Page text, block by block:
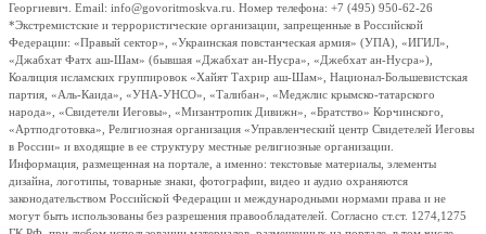
Георгиевич. Email: info@govoritmoskva.ru. Номер телефона: +7 (495) 950-62-26
*Экстремистские и террористические организации, запрещенные в Российской
Федерации: «Правый сектор», «Украинская повстанческая армия» (УПА), «ИГИЛ»,
«Джабхат Фатх аш-Шам» (бывшая «Джабхат ан-Нусра», «Джебхат ан-Нусра»),
Коалиция исламских группировок «Хайят Тахрир аш-Шам», Национал-Большевистская
партия, «Аль-Каида», «УНА-УНСО», «Талибан», «Меджлис крымско-татарского
народа», «Свидетели Иеговы», «Мизантропик Дивижн», «Братство» Корчинского,
«Артподготовка», Религиозная организация «Управленческий центр Свидетелей Иеговы
в России» и входящие в ее структуру местные религиозные организации.
Информация, размещенная на портале, а именно: текстовые материалы, элементы
дизайна, логотипы, товарные знаки, фотографии, видео и аудио охраняются
законодательством Российской Федерации и международными нормами права и не
могут быть использованы без разрешения правообладателей. Согласно ст.ст. 1274,1275